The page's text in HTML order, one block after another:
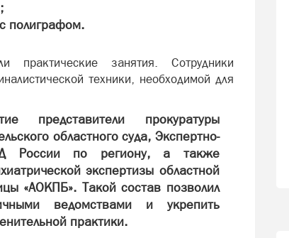
полиграфом.
занятия. Сотрудники
техники, необходимой для
представители прокуратуры
областного суда, Экспертно-
России по региону, а также
экспертизы областной
«АОКПБ». Такой состав позволил
ведомствами и укрепить
практики.